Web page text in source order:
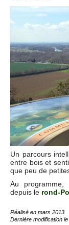
Un parcours
entre bois et
que peu de
Au
depuis le rond-
Réalisé en mars 2013
Dernière modification